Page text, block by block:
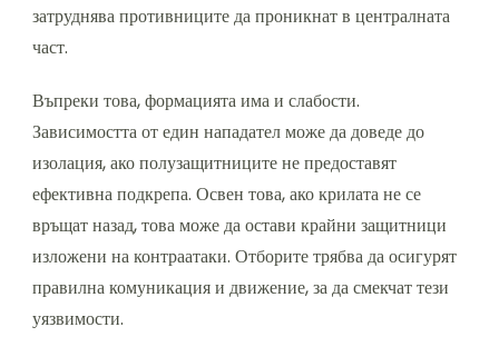
затруднява противниците да проникнат в централната
част.
Въпреки това, формацията има и слабости.
Зависимостта от един нападател може да доведе до
изолация, ако полузащитниците не предоставят
ефективна подкрепа. Освен това, ако крилата не се
връщат назад, това може да остави крайни защитници
изложени на контраатаки. Отборите трябва да осигурят
правилна комуникация и движение, за да смекчат тези
уязвимости.